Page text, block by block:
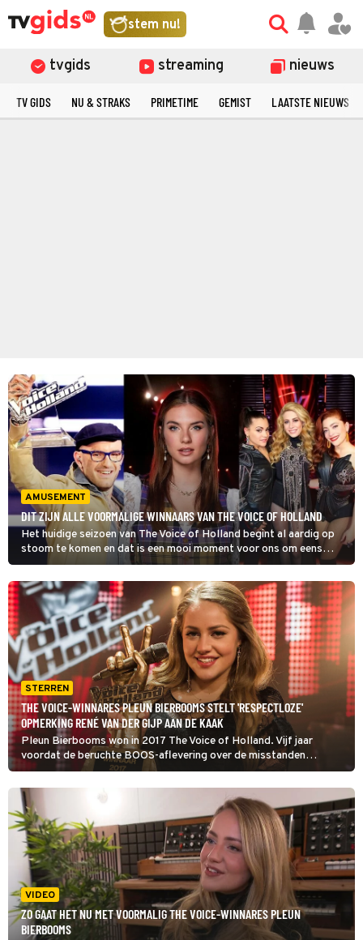
stem nu!
tvgids streaming nieuws
TV GIDS NU & STRAKS PRIMETIME GEMIST LAATSTE NIEUWS
AMUSEMENT
DIT ZIJN ALLE VOORMALIGE WINNAARS VAN THE VOICE OF HOLLAND
Het huidige seizoen van The Voice of Holland begint al aardig op
stoom te komen en dat is een mooi moment voor ons om eens
even terug te blikken op de rijke historie van de populaire
talentenjacht. Wie heeft TVOH in het verleden weten te winnen?
Het complete overzicht zie je hieronder.
STERREN
THE VOICE-WINNARES PLEUN BIERBOOMS STELT 'RESPECTLOZE'
OPMERKING RENÉ VAN DER GIJP AAN DE KAAK
Pleun Bierbooms won in 2017 The Voice of Holland. Vijf jaar
voordat de beruchte BOOS-aflevering over de misstanden
verscheen, maar de zangeres laat zich anno 2025 over iets anders
uit. Namelijk over René van der Gijp, die destijds in Vandaag Inside
een opmerking over haar borsten maakte.
VIDEO
ZO GAAT HET NU MET VOORMALIG THE VOICE-WINNARES PLEUN
BIERBOOMS